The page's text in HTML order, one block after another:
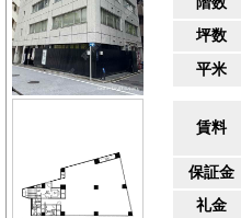
坪数
平米
賃料
保証金
礼金